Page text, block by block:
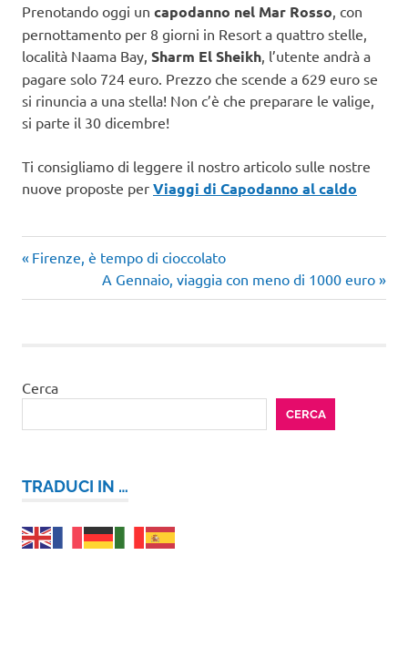
Prenotando oggi un capodanno nel Mar Rosso, con
pernottamento per 8 giorni in Resort a quattro stelle,
località Naama Bay, Sharm El Sheikh, l’utente andrà a
pagare solo 724 euro. Prezzo che scende a 629 euro se
si rinuncia a una stella! Non c’è che preparare le valige,
si parte il 30 dicembre!
Ti consigliamo di leggere il nostro articolo sulle nostre
nuove proposte per Viaggi di Capodanno al caldo
Navigazione
articoli
Articolo
precedente:
Firenze, è tempo di cioccolato
Articolo
successivo:
A Gennaio, viaggia con meno di 1000 euro
Cerca
CERCA
TRADUCI IN …